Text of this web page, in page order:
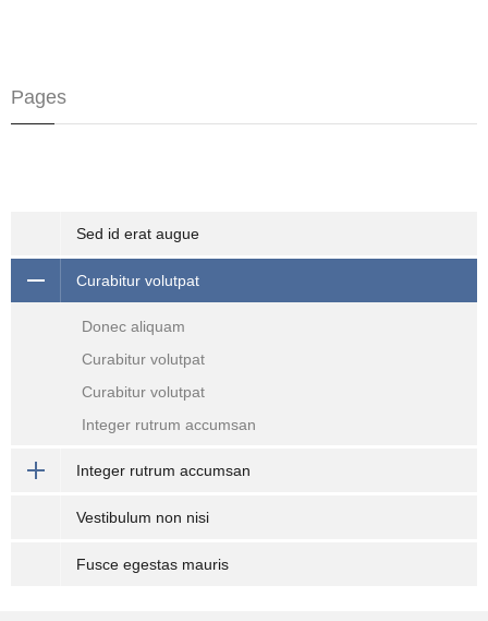
Pages
Sed id erat augue
Curabitur volutpat
Donec aliquam
Curabitur volutpat
Curabitur volutpat
Integer rutrum accumsan
Integer rutrum accumsan
Vestibulum non nisi
Fusce egestas mauris